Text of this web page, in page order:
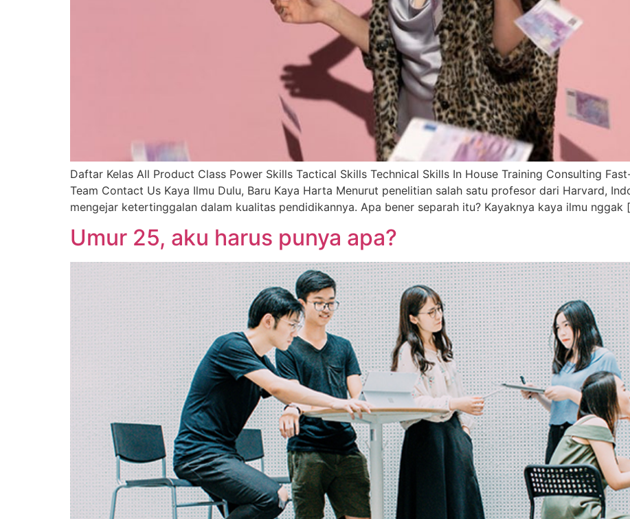
Daftar Kelas All Product Class Power Skills Tactical Skills Technical Skills In House Training Consulting
Team Contact Us Kaya Ilmu Dulu, Baru Kaya Harta Menurut penelitian salah satu profesor dari Harvard,
mengejar ketertinggalan dalam kualitas pendidikannya. Apa bener separah itu? Kayaknya kaya ilmu nggak
Umur 25, aku harus punya apa?